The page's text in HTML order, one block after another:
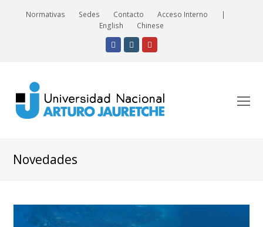
Normativas Sedes Contacto Acceso Interno
|
English
Chinese
FacebookInstagram
Novedades